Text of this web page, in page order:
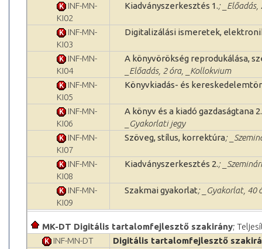
INF-MN-
KI02
Kiadványszerkesztés 1.; _Előadás,
INF-MN-
KI03
Digitalizálási ismeretek,
INF-MN-
KI04
A könyvörökség reprodukálása,
_Előadás, 2 óra, _Kollokvium
INF-MN-
KI05
Könyvkiadás- és
INF-MN-
KI06
A könyv és a kiadó gazdaságtana
_Gyakorlati jegy
INF-MN-
KI07
Szöveg, stílus, korrektúra;
INF-MN-
KI08
Kiadványszerkesztés 2.;
INF-MN-
KI09
Szakmai gyakorlat; _Gyakorlat, 40
MK-DT Digitális tartalomfejlesztő szakirány;
INF-MN-DT
Digitális tartalomfejlesztő